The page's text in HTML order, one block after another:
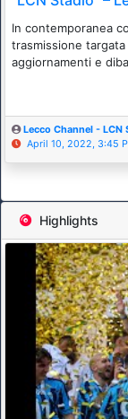
In contemporanea
trasmissione
aggiornamenti e
Lecco Channel - LCN
April 10, 2022, 3:45
Highlights